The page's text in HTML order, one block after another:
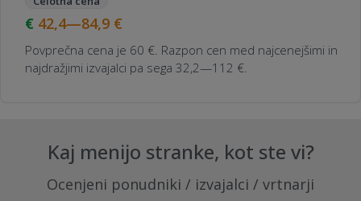
42,4—84,9 €
Povprečna cena je 60 €. Razpon cen med najcenejšimi in
najdražjimi izvajalci pa sega 32,2—112 €.
Kaj menijo stranke, kot ste vi?
Ocenjeni ponudniki / izvajalci / vrtnarji